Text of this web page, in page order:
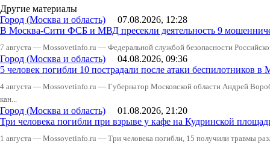
Другие материалы
Город (Москва и область) 07.08.2026, 12:28
В Москва-Сити ФСБ и МВД пресекли деятельность 9
7 августа — Mossovetinfo.ru — Федеральной службой безопасности
Город (Москва и область) 04.08.2026, 09:36
5 человек погибли 10 пострадали после атаки беспилотников в
4 августа — Mossovetinfo.ru — Губернатор Московской области Андрей
кан...
Город (Москва и область) 01.08.2026, 21:20
Три человека погибли при взрыве у кафе на Кудринской
1 августа — Mossovetinfo.ru — Три человека погибли, 15 получили травмы